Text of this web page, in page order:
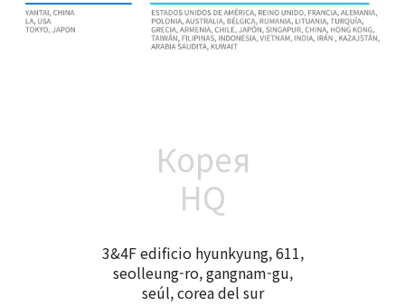
Корея
HQ
3&4F edificio hyunkyung, 611,
seolleung-ro, gangnam-gu,
seúl, corea del sur